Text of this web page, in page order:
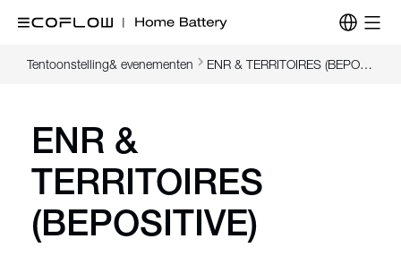
Tentoonstelling& evenementen ENR & TERRITOIRES (BEPOSITIVE)
ENR &
TERRITOIRES
(BEPOSITIVE)